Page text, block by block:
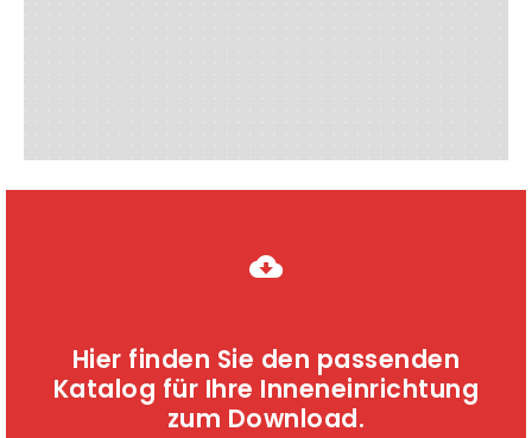
Hier finden Sie den passenden
Katalog für Ihre Inneneinrichtung
zum Download.